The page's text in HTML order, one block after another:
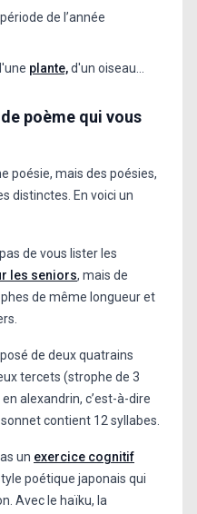
de l’année
plante,d'un oiseau...
poème qui vous
poésie, mais des poésies,
distinctes. En voici un
de vous lister les
les seniors, mais de
de même longueur et
de deux quatrains
tercets (strophe de 3
alexandrin, c’est-à-dire
contient 12 syllabes.
un exercice cognitif
poétique japonais qui
Avec le haïku, la